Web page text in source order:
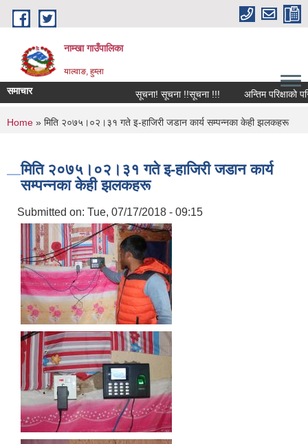
Skip to main content
नाम्खा गाउँपालिका
याल्वाङ, हुम्ला
समाचार सूचना! सूचना !!सूचना !!! अन्तिम परिक्षाको
You are here
Home » मिति २०७५।०२।३१ गते इ-हाजिरी जडान कार्य सम्पन्नका केही झलकहरू
मिति २०७५।०२।३१ गते इ-हाजिरी जडान कार्य
सम्पन्नका केही झलकहरू
Submitted on: Tue, 07/17/2018 - 09:15